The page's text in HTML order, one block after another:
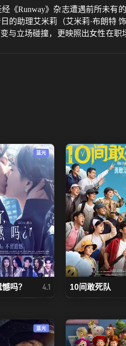
《Runway》杂志遭遇前所未有
助理艾米莉（艾米莉·布朗特
与立场碰撞，更映照出女性在
蓝光
吗？ 4.1 10间敢死队
蓝光